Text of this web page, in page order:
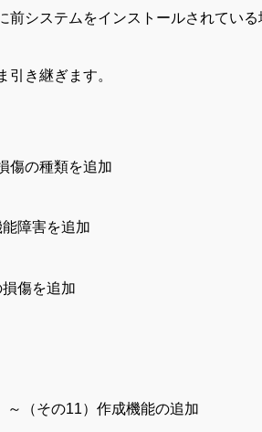
システムをインストールされてい
き継ぎます。
傷の種類を追加
障害を追加
傷を追加
（その11）作成機能の追加